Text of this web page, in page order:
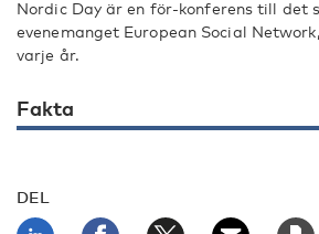
Nordic Day är en för-konferens till det
evenemanget European Social
varje år.
Fakta
DEL